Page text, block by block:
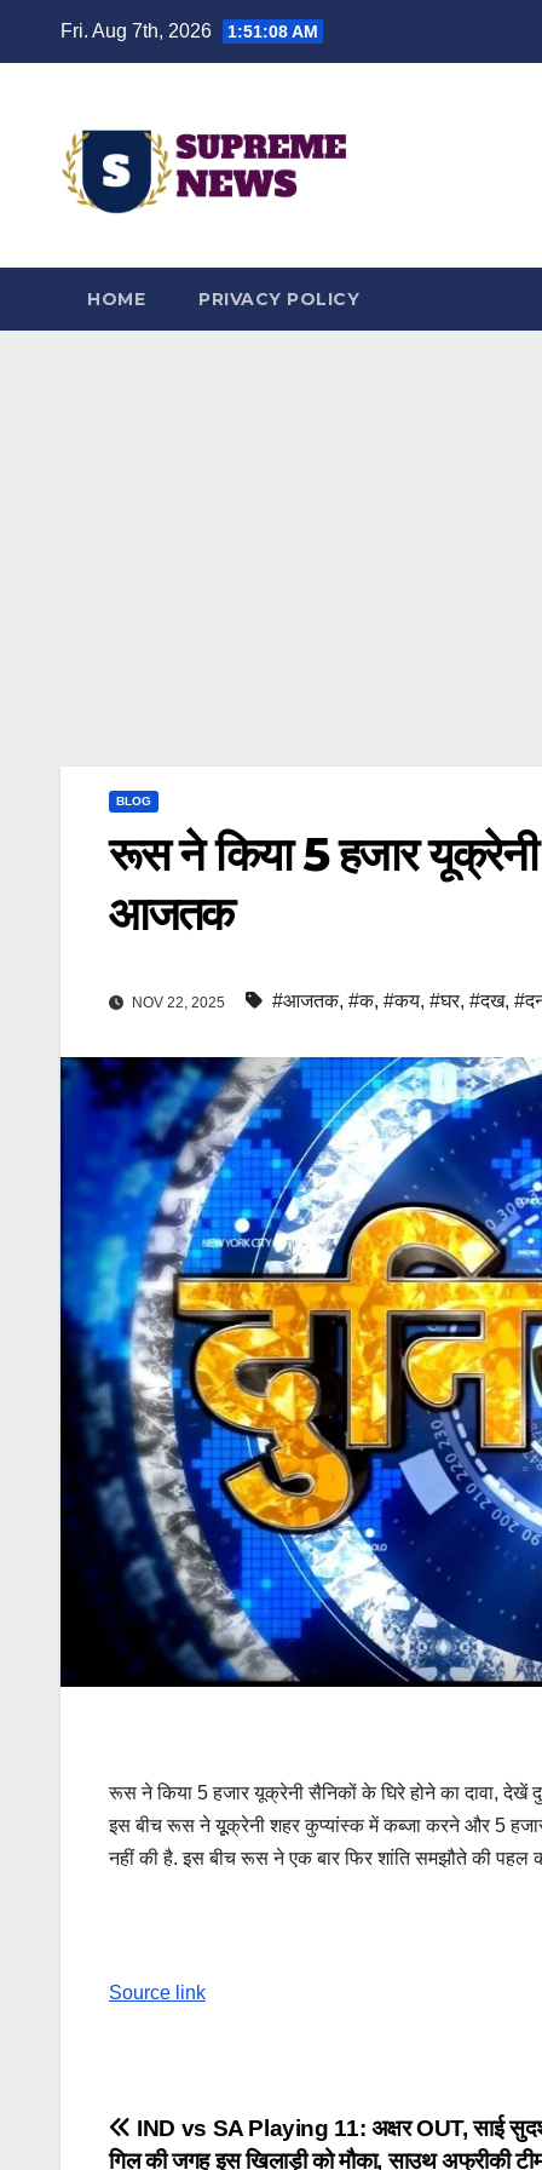
Fri. Aug 7th, 2026 1:51:09 AM
HOME PRIVACY POLICY
BLOG
रूस ने किया 5 हजार यूक्रेनी
आजतक
NOV 22, 2025 #आजतक, #क, #कय, #घर, #दख,
रूस ने किया 5 हजार यूक्रेनी सैनिकों के घिरे होने का दावा,
इस बीच रूस ने यूूक्रेनी शहर कुप्यांस्क में कब्जा करने और 5 हजार
नहीं की है. इस बीच रूस ने एक बार फिर शांति समझौते की
Source link
Post
IND vs SA Playing 11: अक्षर OUT, साई
गिल की जगह इस ख‍िलाड़ी को मौका, साउथ अफ्रीकी